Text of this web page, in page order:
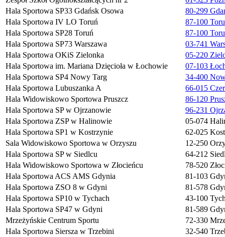
Hala Sportowa SP33 Gdańsk Osowa
80-299
Hala Sportowa IV LO Toruń
87-100
Hala Sportowa SP28 Toruń
87-100
Hala Sportowa SP73 Warszawa
03-741
Hala Sportowa OKiS Zielonka
05-220
Hala Sportowa im. Mariana Dzięcioła w Łochowie
07-103
Hala Sportowa SP4 Nowy Targ
34-400
Hala Sportowa Lubuszanka A
66-015
Hala Widowiskowo Sportowa Pruszcz
86-120
Hala Sportowa SP w Ojrzanowie
96-231
Hala Sportowa ZSP w Halinowie
05-074
Hala Sportowa SP1 w Kostrzynie
62-025
Sala Widowiskowo Sportowa w Orzyszu
12-250
Hala Sportowa SP w Siedlcu
64-212
Hala Widowiskowo Sportowa w Złocieńcu
78-520
Hala Sportowa ACS AMS Gdynia
81-103
Hala Sportowa ZSO 8 w Gdyni
81-578
Hala Sportowa SP10 w Tychach
43-100
Hala Sportowa SP47 w Gdyni
81-589
Mrzeżyńskie Centrum Sportu
72-330
Hala Sportowa Siersza w Trzebini
32-540